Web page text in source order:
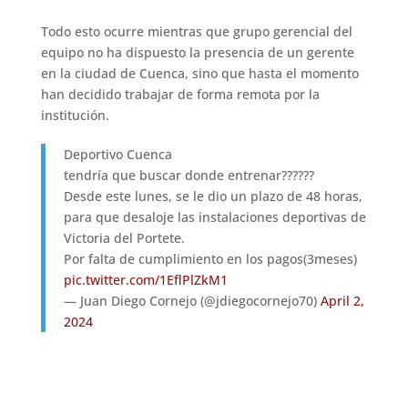
Todo esto ocurre mientras que grupo gerencial del
equipo no ha dispuesto la presencia de un gerente
en la ciudad de Cuenca, sino que hasta el momento
han decidido trabajar de forma remota por la
institución.
Deportivo Cuenca
tendría que buscar donde entrenar??????
Desde este lunes, se le dio un plazo de 48 horas,
para que desaloje las instalaciones deportivas de
Victoria del Portete.
Por falta de cumplimiento en los pagos(3meses)
pic.twitter.com/1EflPlZkM1
— Juan Diego Cornejo (@jdiegocornejo70) April 2,
2024